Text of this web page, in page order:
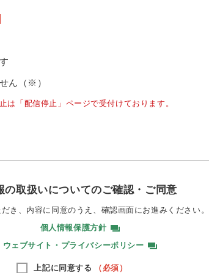
ん（※）
は「配信停止」ページで受付けております。
の取扱いについてのご確認・ご同意
き、内容に同意のうえ、 確認画面にお進みください。
個人情報保護方針
ウェブサイト・プライバシーポリシー
上記に同意する （必須）